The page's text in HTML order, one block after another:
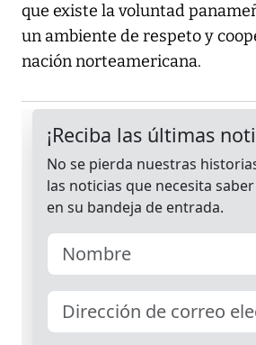
que existe la voluntad
un ambiente de respeto y
nación norteamericana.